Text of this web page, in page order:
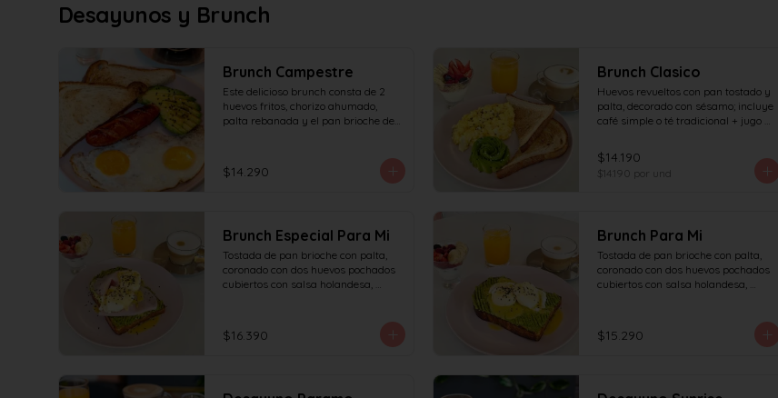
Desayunos y Brunch
Brunch Campestre
Este delicioso brunch consta de 2
huevos fritos, chorizo ahumado,
palta rebanada y el pan brioche de
(el café puede ser doble por $1.000
adicionales) + yogur griego con
$14.290
Brunch Clasico
Huevos revueltos con pan tostado y
palta, decorado con sésamo; incluye
café simple o té tradicional + jugo
doble por $1.000 adicionales), +
yogur griego con granola y frutas de
estación.
$14.190
$14.190 por und
Brunch Especial Para Mi
Tostada de pan brioche con palta,
coronado con dos huevos pochados
cubiertos con salsa holandesa,
queso, prosciutto o tocino) incluye
café simple o té tradicional (el café
$16.390
Brunch Para Mi
Tostada de pan brioche con palta,
coronado con dos huevos pochados
cubiertos con salsa holandesa,
ser doble por $1.000 adicionales) +
jugo del día de 160ml + yogur griego
$15.290